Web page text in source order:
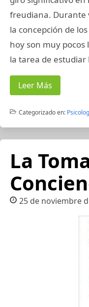
freudiana. Durante
la concepción de
hoy son muy pocos
la tarea de
Leer Más
Categorizado en:
La
25 de noviembre